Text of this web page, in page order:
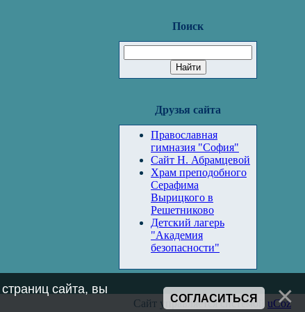
Поиск
Друзья сайта
Православная
гимназия "София"
Сайт Н. Абрамцевой
Храм преподобного
Серафима
Вырицкого в
Решетниково
Детский лагерь
"Академия
безопасности"
Сайт управляется системой uCoz
сайта, вы
СОГЛАСИТЬСЯ